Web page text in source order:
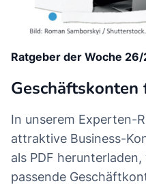
Ratgeber der Woche
In unserem Experten-
attraktive Business-
als PDF
passende